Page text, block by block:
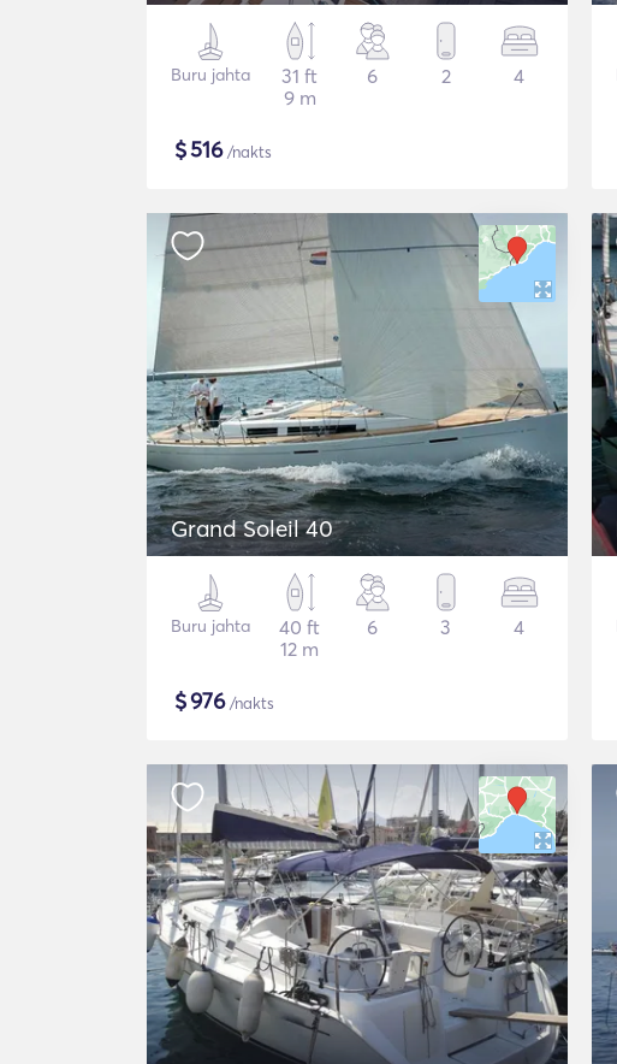
Buru jahta
31 ft
9 m
6 2 4
$516/nakts
Grand Soleil 40
Buru jahta
40 ft
12 m
6 3 4
$976/nakts